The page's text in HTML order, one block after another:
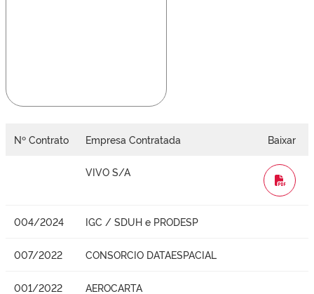
Nº Contrato Empresa Contratada Baixar
VIVO S/A
WORD
004/2024 IGC / SDUH e PRODESP
007/2022 CONSORCIO DATAESPACIAL
001/2022 AEROCARTA